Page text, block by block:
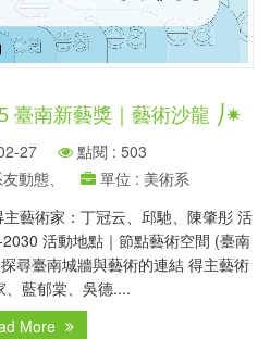
臺南新藝獎｜藝術沙龍 ⎠✷
27
點閱 : 503
動態、
單位 : 美術系
藝術家：丁冠云、邱馳、陳肇彤 活
活動地點｜節點藝術空間 (臺南
尋臺南城牆與藝術的連結 得主藝術
、藍郁棠、吳德....
More